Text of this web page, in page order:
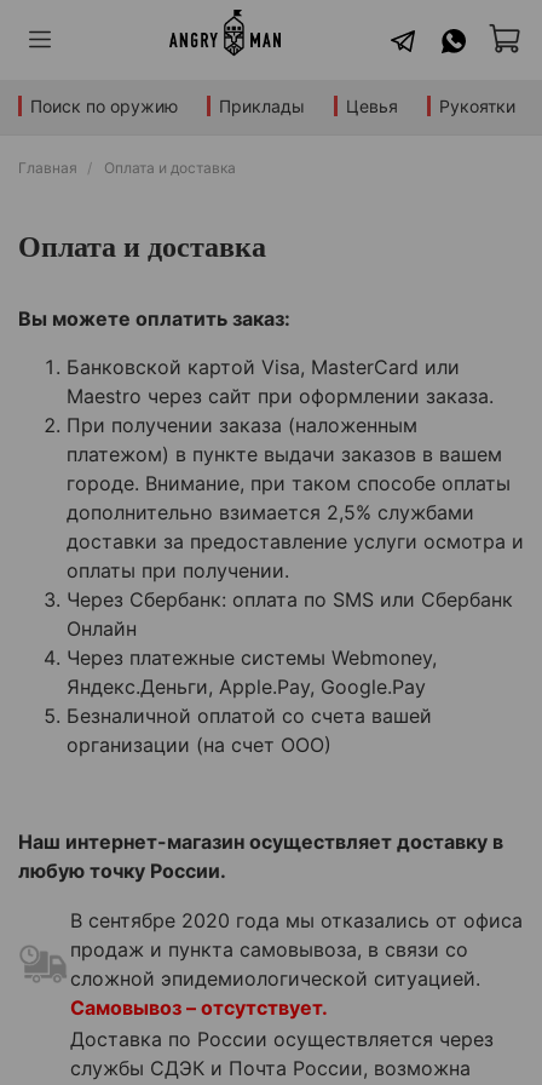
Поиск по оружию Приклады Цевья Рукоятки
Главная Оплата и доставка
Оплата и доставка
Вы можете оплатить заказ:
Банковской картой Visa, MasterCard или
Maestro через сайт при оформлении заказа.
При получении заказа (наложенным
платежом) в пункте выдачи заказов в вашем
городе. Внимание, при таком способе оплаты
дополнительно взимается 2,5% службами
доставки за предоставление услуги осмотра и
оплаты при получении.
Через Сбербанк: оплата по SMS или Сбербанк
Онлайн
Через платежные системы Webmoney,
Яндекс.Деньги, Apple.Pay, Google.Pay
Безналичной оплатой со счета вашей
организации (на счет ООО)
Наш интернет-магазин осуществляет доставку в
любую точку России.
В сентябре 2020 года мы отказались от офиса
продаж и пункта самовывоза, в связи со
сложной эпидемиологической ситуацией.
Самовывоз – отсутствует.
Доставка по России осуществляется через
службы СДЭК и Почта России, возможна